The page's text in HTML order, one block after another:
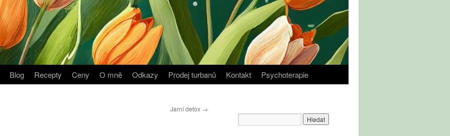
Blog Recepty Ceny O mně Odkazy Prodej turbanů Kontakt Psychoterapie
Jarní detox →